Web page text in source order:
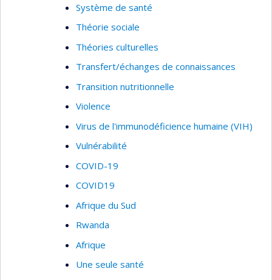
Système de santé
Théorie sociale
Théories culturelles
Transfert/échanges de connaissances
Transition nutritionnelle
Violence
Virus de l'immunodéficience humaine (VIH)
Vulnérabilité
COVID-19
COVID19
Afrique du Sud
Rwanda
Afrique
Une seule santé